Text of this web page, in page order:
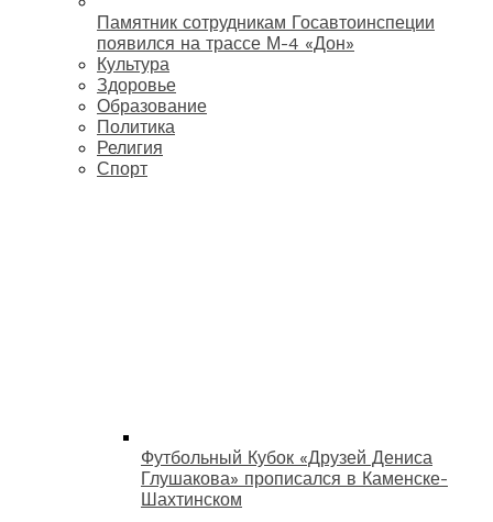
Памятник сотрудникам Госавтоинспеции
появился на трассе М-4 «Дон»
Культура
Здоровье
Образование
Политика
Религия
Спорт
Футбольный Кубок «Друзей Дениса
Глушакова» прописался в Каменске-
Шахтинском